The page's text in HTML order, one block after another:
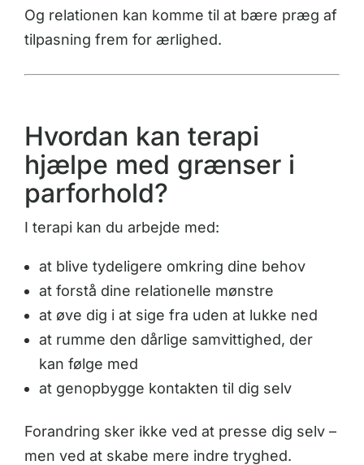
Og relationen kan komme til at bære præg af
tilpasning frem for ærlighed.
Hvordan kan terapi
hjælpe med grænser i
parforhold?
I terapi kan du arbejde med:
at blive tydeligere omkring dine behov
at forstå dine relationelle mønstre
at øve dig i at sige fra uden at lukke ned
at rumme den dårlige samvittighed, der
kan følge med
at genopbygge kontakten til dig selv
Forandring sker ikke ved at presse dig selv –
men ved at skabe mere indre tryghed.